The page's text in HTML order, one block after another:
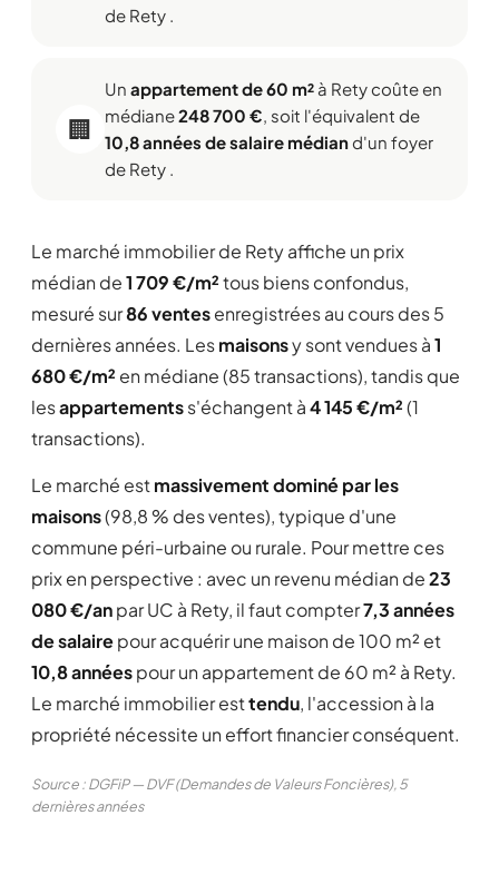
de Rety .
🏢
Un appartement de 60 m² à Rety coûte en
médiane248 700 €, soit l'équivalent de
10,8 années de salaire médiand'un foyer
de Rety .
Le marché immobilier de Rety affiche un prix
médian de1 709 €/m²tous biens confondus,
mesuré sur86 ventesenregistrées au cours des 5
dernières années. Lesmaisonsy sont vendues à1
680 €/m² en médiane (85 transactions), tandis que
lesappartementss'échangent à4 145 €/m²(1
transactions).
Le marché estmassivement dominé par les
maisons(98,8 % des ventes), typique d'une
commune péri-urbaine ou rurale. Pour mettre ces
prix en perspective : avec un revenu médian de23
080 €/anpar UC à Rety, il faut compter7,3 années
de salairepour acquérir une maison de 100 m² et
10,8 annéespour un appartement de 60 m² à Rety.
Le marché immobilier esttendu, l'accession à la
propriété nécessite un effort financier conséquent.
Source : DGFiP — DVF (Demandes de Valeurs Foncières), 5
dernières années